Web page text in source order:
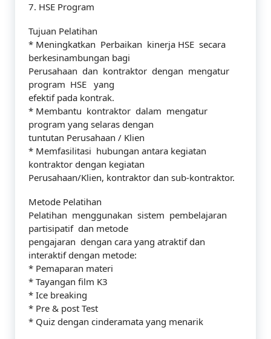
7. HSE Program
Tujuan Pelatihan
* Meningkatkan Perbaikan kinerja HSE secara
berkesinambungan bagi
Perusahaan dan kontraktor dengan mengatur
program HSE yang
efektif pada kontrak.
* Membantu kontraktor dalam mengatur
program yang selaras dengan
tuntutan Perusahaan / Klien
* Memfasilitasi hubungan antara kegiatan
kontraktor dengan kegiatan
Perusahaan/Klien, kontraktor dan sub-kontraktor.
Metode Pelatihan
Pelatihan menggunakan sistem pembelajaran
partisipatif dan metode
pengajaran dengan cara yang atraktif dan
interaktif dengan metode:
* Pemaparan materi
* Tayangan film K3
* Ice breaking
* Pre & post Test
* Quiz dengan cinderamata yang menarik